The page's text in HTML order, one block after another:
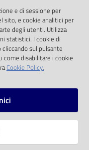
36/2006
e di sessione per
sito, e cookie analitici per
degli utenti. Utilizza
statistici. I cookie di
sul pulsante
come disabilitare i cookie
Cookie Policy.